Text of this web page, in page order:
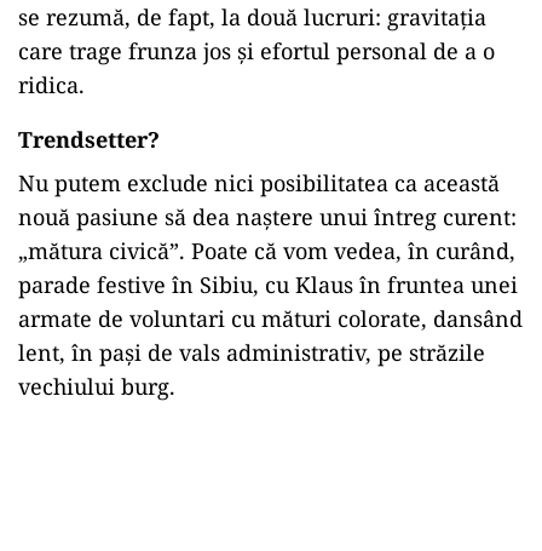
se rezumă, de fapt, la două lucruri: gravitația
care trage frunza jos și efortul personal de a o
ridica.
Trendsetter?
Nu putem exclude nici posibilitatea ca această
nouă pasiune să dea naștere unui întreg curent:
„mătura civică”. Poate că vom vedea, în curând,
parade festive în Sibiu, cu Klaus în fruntea unei
armate de voluntari cu mături colorate, dansând
lent, în pași de vals administrativ, pe străzile
vechiului burg.